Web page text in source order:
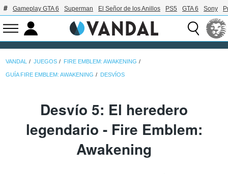
Gameplay GTA 6 Superman El Señor de los Anillos PS5 GTA 6 Sony
VANDAL JUEGOS FIRE EMBLEM: AWAKENING
GUÍA FIRE EMBLEM: AWAKENING DESVÍOS
Desvío 5: El heredero
legendario - Fire Emblem:
Awakening